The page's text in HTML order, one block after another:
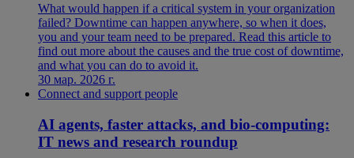
What would happen if a critical system in your organization
failed? Downtime can happen anywhere, so when it does,
you and your team need to be prepared. Read this article to
find out more about the causes and the true cost of downtime,
and what you can do to avoid it.
30 мар. 2026 г.
Connect and support people
AI agents, faster attacks, and bio-computing:
IT news and research roundup